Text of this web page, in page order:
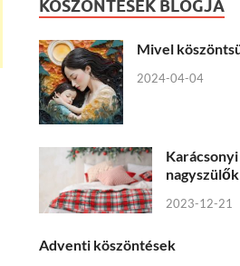
KÖSZÖNTÉSEK BLOGJA
Mivel
2024-04-04
2023-12-21
Adventi köszöntések